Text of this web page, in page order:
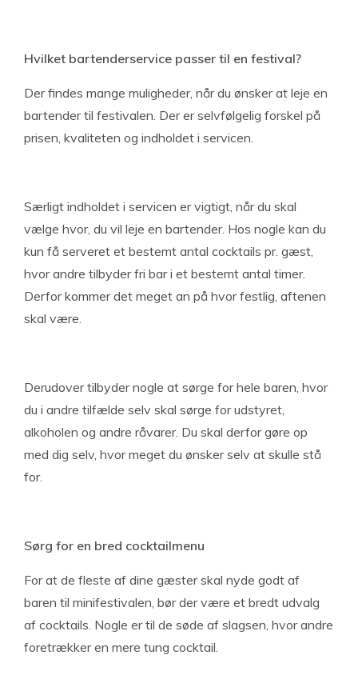
Hvilket bartenderservice passer til en festival?
Der findes mange muligheder, når du ønsker at leje en
bartender til festivalen. Der er selvfølgelig forskel på
prisen, kvaliteten og indholdet i servicen.
Særligt indholdet i servicen er vigtigt, når du skal
vælge hvor, du vil leje en bartender. Hos nogle kan du
kun få serveret et bestemt antal cocktails pr. gæst,
hvor andre tilbyder fri bar i et bestemt antal timer.
Derfor kommer det meget an på hvor festlig, aftenen
skal være.
Derudover tilbyder nogle at sørge for hele baren, hvor
du i andre tilfælde selv skal sørge for udstyret,
alkoholen og andre råvarer. Du skal derfor gøre op
med dig selv, hvor meget du ønsker selv at skulle stå
for.
Sørg for en bred cocktailmenu
For at de fleste af dine gæster skal nyde godt af
baren til minifestivalen, bør der være et bredt udvalg
af cocktails. Nogle er til de søde af slagsen, hvor andre
foretrækker en mere tung cocktail.